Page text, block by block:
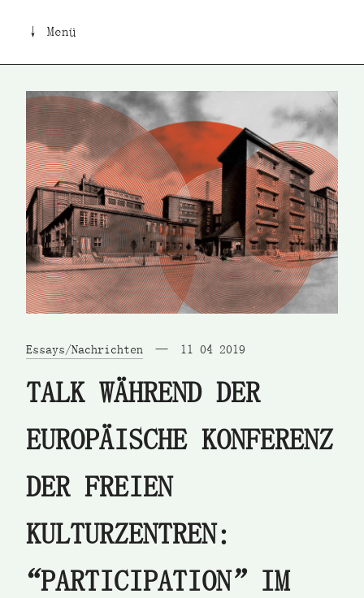
↓ Menü
Essays/Nachrichten 11 04 2019
TALK WÄHREND DER
EUROPÄISCHE KONFERENZ
DER FREIEN
KULTURZENTREN:
“PARTICIPATION” IM